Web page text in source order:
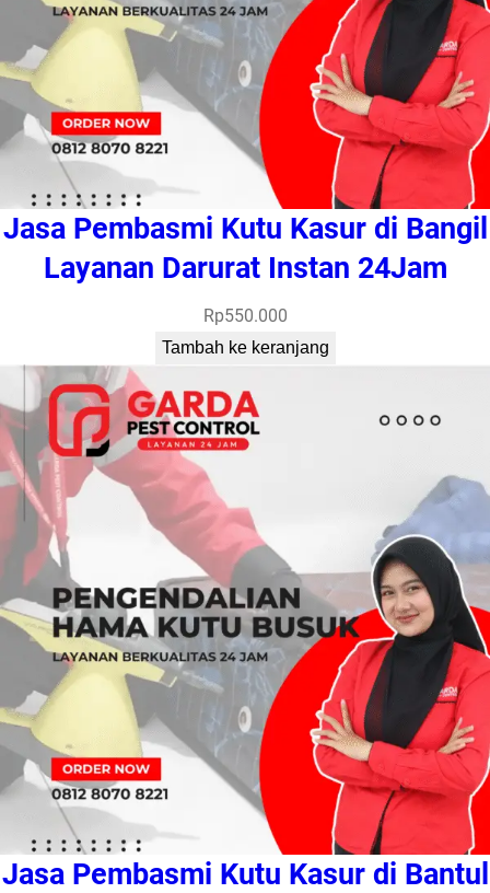
Jasa Pembasmi Kutu Kasur di Bangil
Layanan Darurat Instan 24Jam
Rp550.000
Tambah ke keranjang
Jasa Pembasmi Kutu Kasur di Bantul